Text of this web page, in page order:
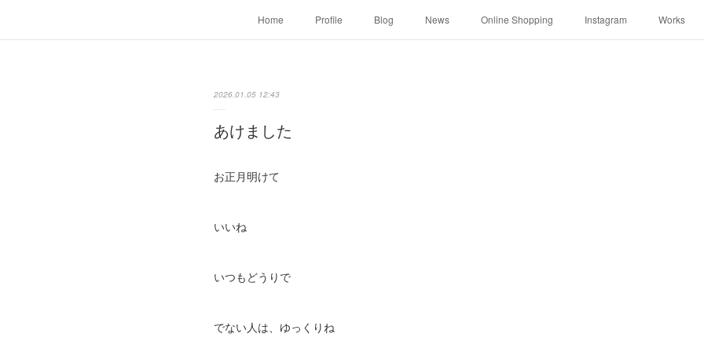
Home Profile Blog News Online Shopping Instagram Works
2026.01.05 12:43
あけました
お正月明けて
いいね
いつもどうりで
でない人は、ゆっくりね